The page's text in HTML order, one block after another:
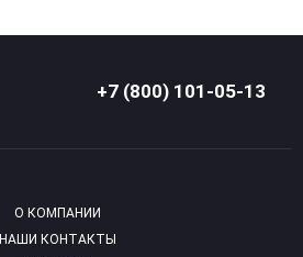
+7 (800) 101-05-13
О КОМПАНИИ
НАШИ КОНТАКТЫ